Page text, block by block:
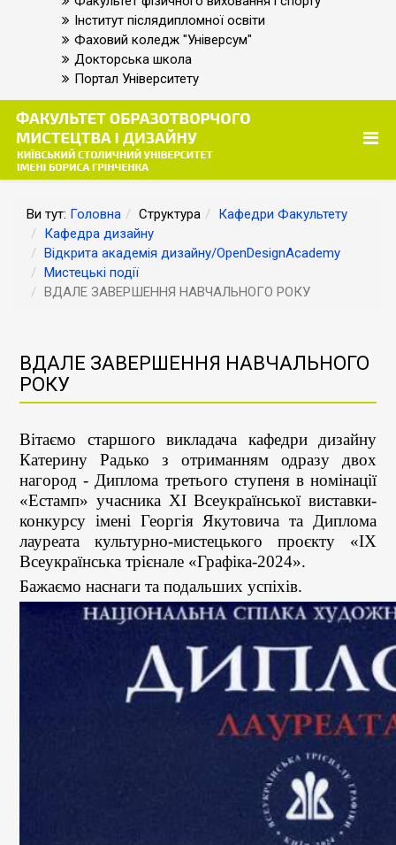
Інститут післядипломної освіти
Фаховий коледж "Універсум"
Докторська школа
Портал Університету
Ви тут: Головна Структура
Кафедри Факультету
Кафедра дизайну
Відкрита академія дизайну/OpenDesignAcademy
Мистецькі події
ВДАЛЕ ЗАВЕРШЕННЯ НАВЧАЛЬНОГО РОКУ
ВДАЛЕ ЗАВЕРШЕННЯ НАВЧАЛЬНОГО
РОКУ
Вітаємо старшого викладача кафедри дизайну
Катерину Радько з отриманням одразу двох
нагород - Диплома третього ступеня в номінації
«Естамп» учасника ХІ Всеукраїнської виставки-
конкурсу імені Георгія Якутовича та Диплома
лауреата культурно-мистецького проєкту «IX
Всеукраїнська трієнале «Графіка-2024».
Бажаємо наснаги та подальших успіхів.